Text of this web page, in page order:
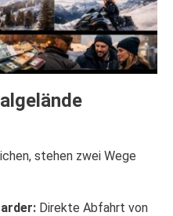
stehen zwei Wege
Direkte Abfahrt von